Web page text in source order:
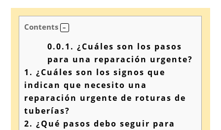
Contents
0.0.1. ¿Cuáles son los pasos
para una reparación urgente?
1. ¿Cuáles son los signos que
indican que necesito una
reparación urgente de roturas de
tuberías?
2. ¿Qué pasos debo seguir para